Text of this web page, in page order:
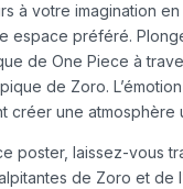
à votre imagination
espace préféré.
de One Piece à
de Zoro.
créer une atmosphère
poster, laissez-vous
de Zoro et de